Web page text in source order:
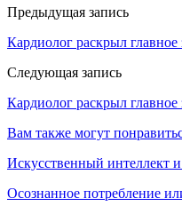
Предыдущая запись
Кардиолог раскрыл
Следующая запись
Кардиолог раскрыл
Вам также могут
Искусственный интеллект
Осознанное потребление